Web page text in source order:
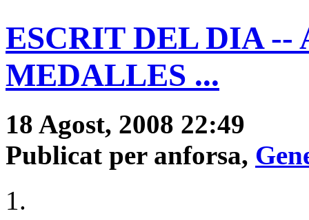
ESCRIT DEL DIA --
MEDALLES ...
18 Agost, 2008 22:49
Publicat per anforsa,